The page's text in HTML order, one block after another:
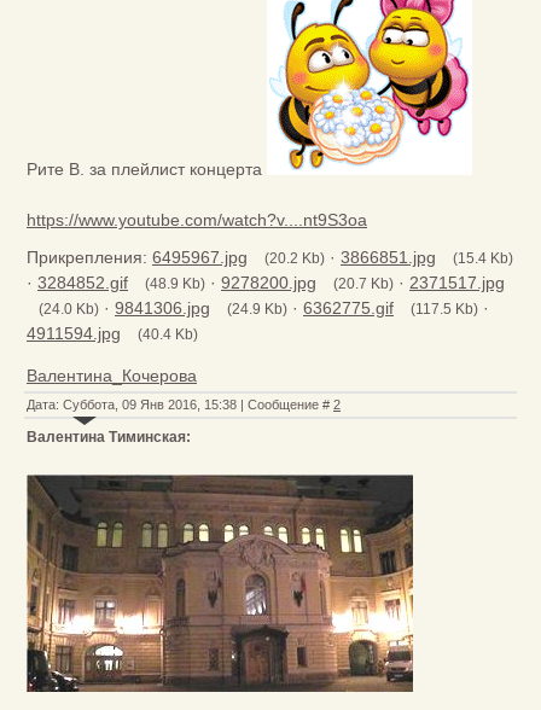
Рите В. за плейлист концерта
https://www.youtube.com/watch?v....nt9S3oa
Прикрепления: 6495967.jpg (20.2 Kb) · 3866851.jpg (15.4 Kb)
· 3284852.gif (48.9 Kb) · 9278200.jpg (20.7 Kb) · 2371517.jpg
(24.0 Kb) · 9841306.jpg (24.9 Kb) · 6362775.gif (117.5 Kb) ·
4911594.jpg
(40.4 Kb)
Валентина_Кочерова
Дата: Суббота, 09 Янв 2016, 15:38 | Сообщение # 2
Валентина Тиминская: